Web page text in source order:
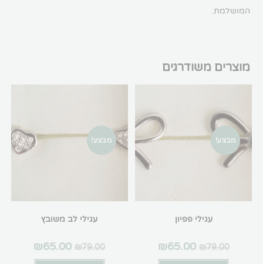
המושלמת.
מוצרים משודרגים
מבצע!
עגילי פפיון
₪79.00
₪65.00
מבצע!
עגילי לב משובץ
₪79.00
₪65.00